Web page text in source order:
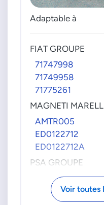
Adaptable à
FIAT GROUPE
71747998
71749958
71775261
MAGNETI
AMTR005
ED0122712
ED0122712A
PSA GROUPE
00002461F2
2461F2Voir toutes